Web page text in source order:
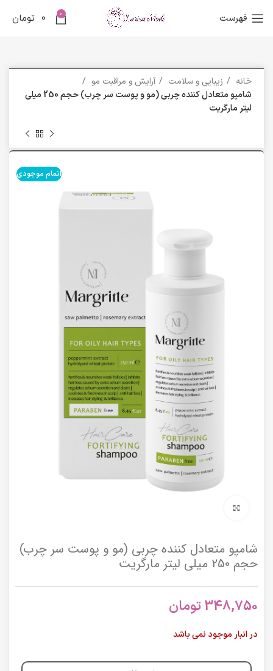
فهرست 0
0 تومان
خانه زیبایی و سلامت
آرایش و مراقبت مو
شامپو متعادل کننده چربی (مو و پوست سر چرب) حجم 250 میلی
لیتر مارگریت
اتمام موجودی
شامپو متعادل کننده چربی (مو و پوست سر چرب)
حجم 250 میلی لیتر مارگریت
348,750تومان
در انبار موجود نمی باشد